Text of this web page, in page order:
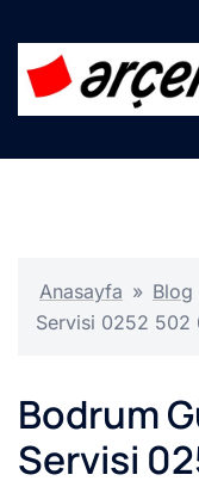
atla
Anasayfa » Blog
Servisi 0252 502
Bodrum
Servisi